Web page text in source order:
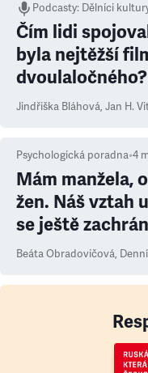
Podcasty: Dělníci
Čím lidi
byla nejtěžší
dvoulaločného?
Jindřiška Bláhová, Jan H.
Psychologická poradna•4
Mám manžela,
žen. Náš vztah
se ještě
Beáta Obradovičová,